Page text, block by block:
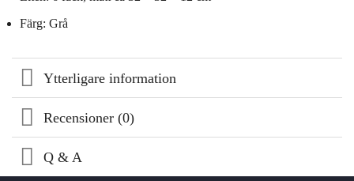
Färg: Grå
Ytterligare information
Recensioner (0)
Q & A